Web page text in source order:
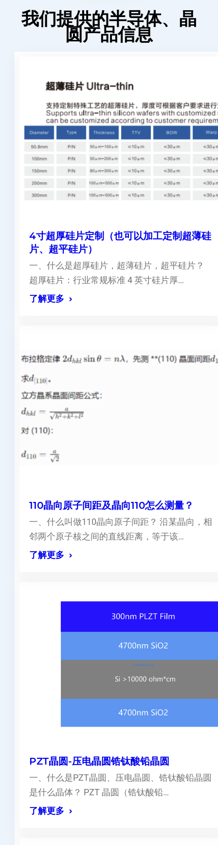
我们提供的半导体、晶
圆产品信息
4寸超厚硅片定制（也可以加工定制超薄硅
片、超平硅片）
一、什么是超厚硅片，超薄硅片，超平硅片？
超厚硅片：行业常规标准 4 英寸硅片厚…
了解更多
110晶向原子间距及晶向110怎么测量？
一、什么叫做110晶向原子间距？ 沿某晶向，相
邻两个原子核之间的直线距离，等于该…
了解更多
PZT晶圆-压电晶圆锆钛酸铅晶圆
一、什么是PZT晶圆、压电晶圆、锆钛酸铅晶圆
是什么晶体？ PZT 晶圆（锆钛酸铅…
了解更多